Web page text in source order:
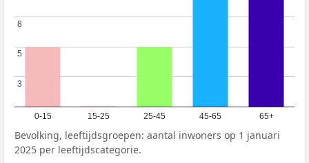
0-15 15-25 25-45 45-65 65+
3
3
5
5
8
8
Bevolking, leeftijdsgroepen: aantal inwoners op 1 januari
2025 per leeftijdscategorie.